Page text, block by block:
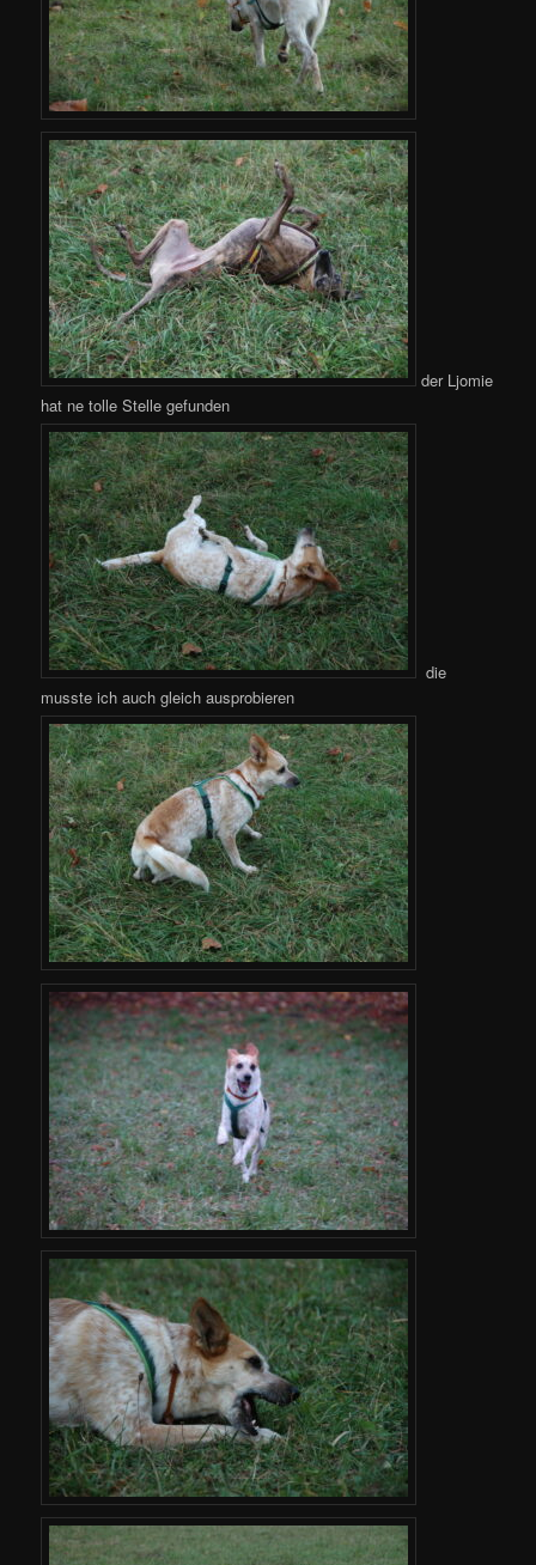
der Ljomie
hat ne tolle Stelle gefunden
die
musste ich auch gleich ausprobieren